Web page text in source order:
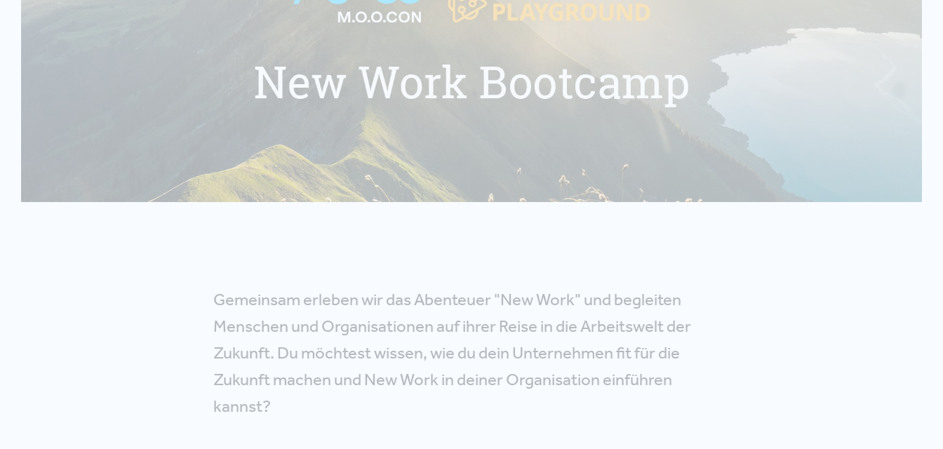
Gemeinsam erleben wir das Abenteuer "New Work" und begleiten
Menschen und Organisationen auf ihrer Reise in die Arbeitswelt der
Zukunft. Du möchtest wissen, wie du dein Unternehmen fit für die
Zukunft machen und New Work in deiner Organisation einführen
kannst?